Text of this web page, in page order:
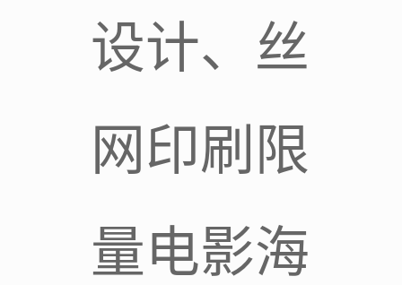
设计、丝
网印刷限
量电影海